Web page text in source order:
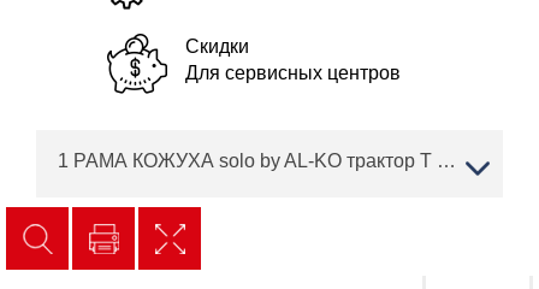
Скидки
Для сервисных центров
1 РАМА КОЖУХА solo by AL-KO трактор T 16-95.6 HD V2 Артикул: 127369 с 02/2019 года